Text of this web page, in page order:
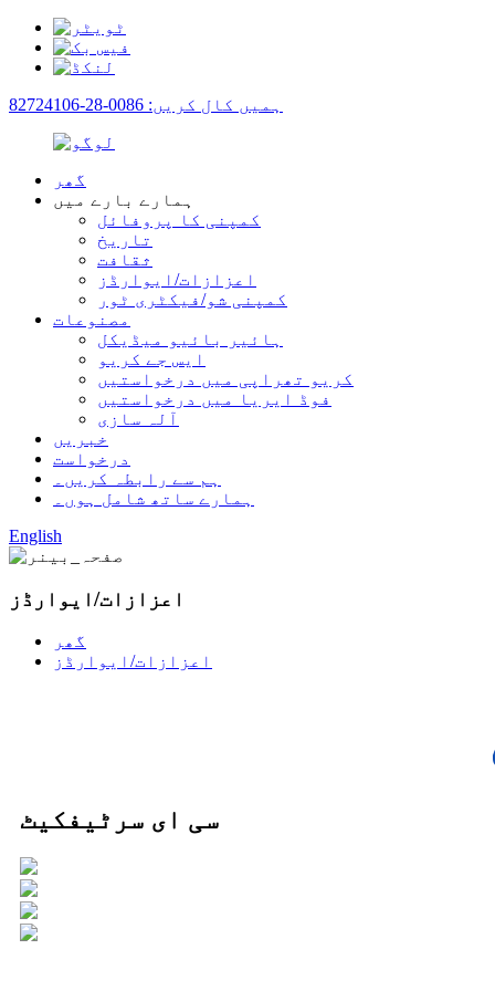
ہمیں کال کریں: 0086-28-82724106
گھر
ہمارے بارے میں
کمپنی کا پروفائل
تاریخ
ثقافت
اعزازات/ایوارڈز
کمپنی شو/فیکٹری ٹور
مصنوعات
ہائیر بائیو میڈیکل
ایس جے کریو
کریو تھراپی میں درخواستیں
فوڈ ایریا میں درخواستیں
آلہ سازی
خبریں
درخواست
ہم سے رابطہ کریں۔
ہمارے ساتھ شامل ہوں۔
English
اعزازات/ایوارڈز
گھر
اعزازات/ایوارڈز
سی ای سرٹیفکیٹ